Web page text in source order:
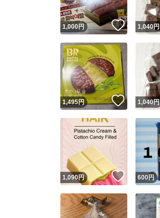
1,000円 いいね！
1,040円
1,495円 いいね！
1,040円
1,090円 いいね！
600 円